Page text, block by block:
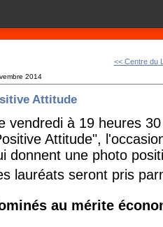
<< Centre du
2014
Attitude
vendredi à 19 heures
Attitude",
donnent une photo
lauréats seront pris
au mérite